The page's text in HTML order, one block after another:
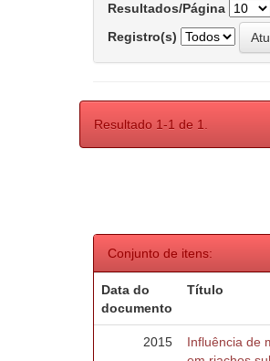
Resultados/Página
Registro(s)
Resultado 1-1 de 1.
Conjunto de itens:
Data do
documento
Título
2015
Influência de